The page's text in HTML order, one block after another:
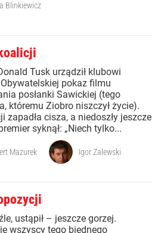
Blinkiewicz
Tusk urządził klubowi
pokaz filmu
posłanki Sawickiej (tego
któremu Ziobro niszczył życie).
zapadła cisza, a niedoszły jeszcze
syknął: „Niech tylko...
Mazurek Igor Zalewski
ustąpił – jeszcze gorzej.
wszyscy tego biednego